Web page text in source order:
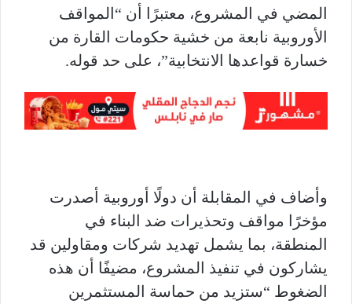
المضي في المشروع، معتبرًا أن “المواقف
الأوروبية نابعة من خشية حكومات القارة من
خسارة قواعدها الانتخابية”، على حد قوله.
وأضاف في المقابلة أن دولًا أوروبية أصدرت
مؤخرًا مواقف وتحذيرات ضد البناء في
المنطقة، بما يشمل تهديد شركات ومقاولين قد
يشاركون في تنفيذ المشروع، مضيفًا أن هذه
الضغوط “ستزيد من حماسة المستثمرين